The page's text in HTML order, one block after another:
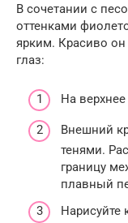
В сочетании с
оттенками
ярким. Красиво он
глаз:
На
Внешний
тенями.
границу
плавный